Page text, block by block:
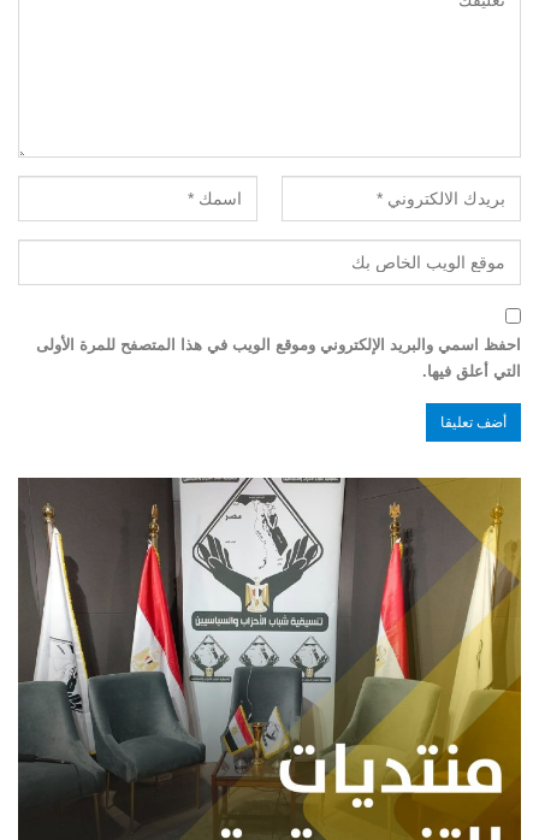
احفظ اسمي والبريد الإلكتروني وموقع الويب في هذا المتصفح للمرة الأولى
التي أعلق فيها.